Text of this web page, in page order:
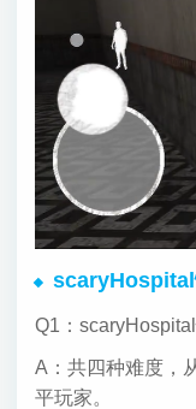
scaryHospital
Q1：
A：共四种难度，
平玩家。